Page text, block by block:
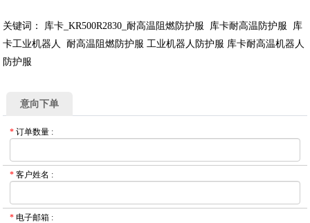
关键词： 库卡_KR500R2830_耐高温阻燃防护服 库卡耐高温防护服 库
卡工业机器人 耐高温阻燃防护服 工业机器人防护服 库卡耐高温机器人
防护服
意向下单
* 订单数量 :
* 客户姓名 :
* 电子邮箱 :